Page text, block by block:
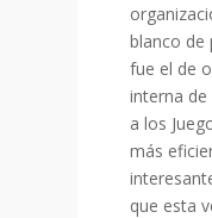
blanco de
fue el de
interna
a los
más
que esta